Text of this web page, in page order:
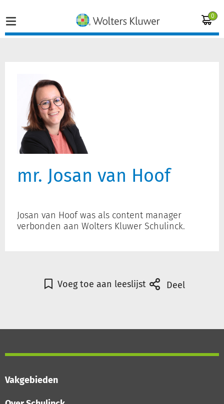
0
Vakgebieden
Actueel
Producten
Opleidingen
Inloggen op de kennisbank
Registreren
mr. Josan van Hoof
Josan van Hoof was als content manager
verbonden aan Wolters Kluwer Schulinck.
Voeg toe aan leeslijst Deel
Vakgebieden